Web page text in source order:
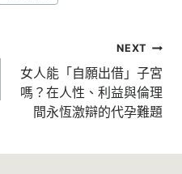
NEXT
女人能「自願出借」子宮
嗎？在人性、利益與倫理
間永恆激辯的代孕難題